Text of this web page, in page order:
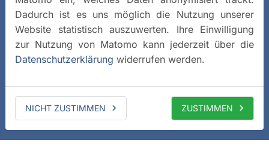
Dadurch ist es uns möglich die Nutzung unserer
Website statistisch auszuwerten. Ihre Einwilligung
zur Nutzung von Matomo kann jederzeit über die
Datenschutzerklärung widerrufen werden.
NICHT ZUSTIMMEN ZUSTIMMEN